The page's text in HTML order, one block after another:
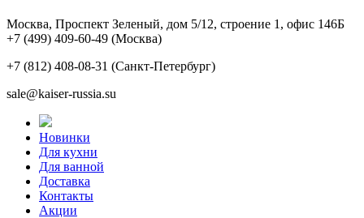
Москва, Проспект Зеленый, дом 5/12, строение 1, офис 146Б
+7 (499) 409-60-49 (Москва)
+7 (812) 408-08-31 (Санкт-Петербург)
sale@kaiser-russia.su
Новинки
Для кухни
Для ванной
Доставка
Контакты
Акции